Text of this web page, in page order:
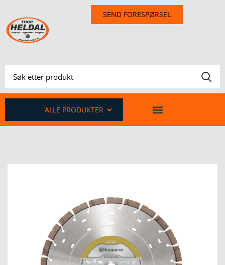
SEND FORESPØRSEL
ALLE PRODUKTER